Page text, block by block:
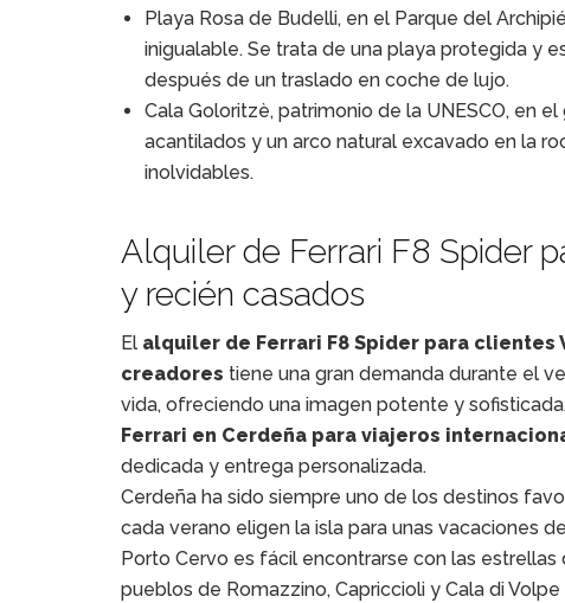
Playa Rosa de Budelli, en el Parque del
inigualable. Se trata de una playa protegida y
después de un traslado en coche de lujo.
Cala Goloritzè, patrimonio de la UNESCO, en
acantilados y un arco natural excavado en la
inolvidables.
Alquiler de Ferrari F8 Spider
y recién casados
El alquiler de Ferrari F8 Spider para clientes
creadores tiene una gran demanda durante el
vida, ofreciendo una imagen potente y
Ferrari en Cerdeña para viajeros
dedicada y entrega personalizada.
Cerdeña ha sido siempre uno de los destinos
cada verano eligen la isla para unas vacaciones
Porto Cervo es fácil encontrarse con las
pueblos de Romazzino, Capriccioli y Cala di